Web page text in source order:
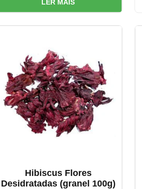
LER MAIS
Hibiscus Flores
Desidratadas (granel 100g)